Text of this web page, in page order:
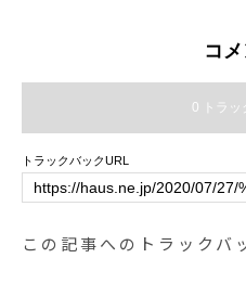
コ
0 トラッ
トラックバックURL
この記事へのトラックバ